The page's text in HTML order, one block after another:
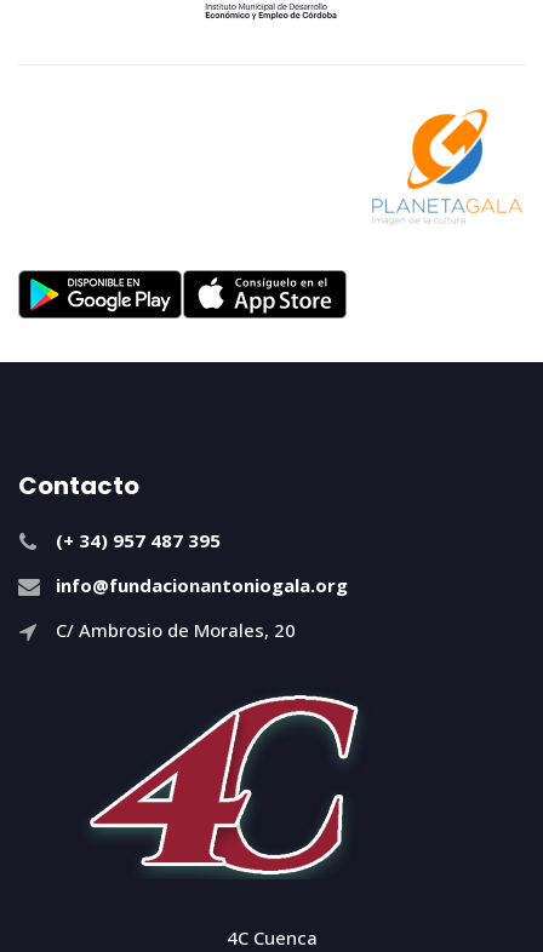
Contacto
(+ 34) 957 487 395
info@fundacionantoniogala.org
C/ Ambrosio de Morales, 20
4C Cuenca